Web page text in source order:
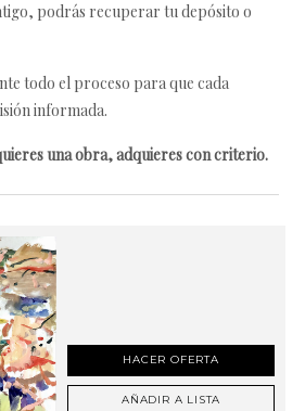
podrás recuperar tu depósito o
todo el proceso para que cada
informada.
una obra, adquieres con criterio.
HACER OFERTA
AÑADIR A LISTA